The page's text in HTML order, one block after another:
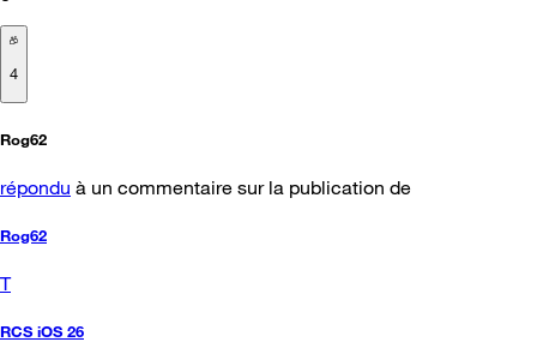
4
Rog62
répondu à un commentaire sur la publication de
Rog62
T
RCS iOS 26